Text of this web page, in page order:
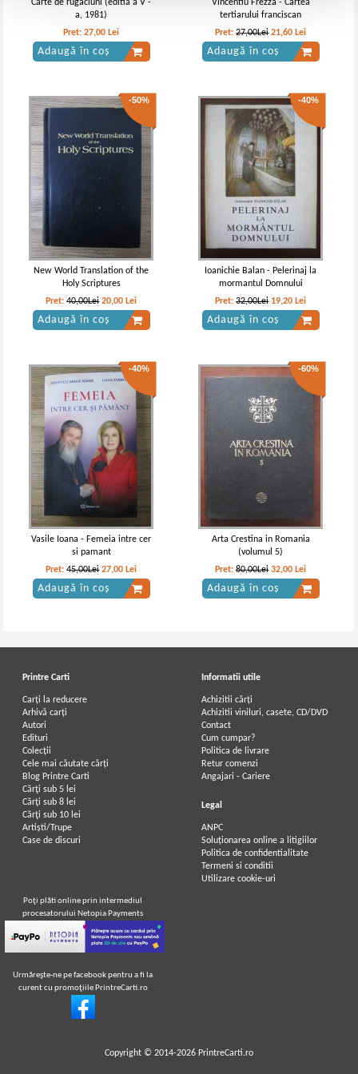
Carte de rugaciuni (editia a V -
a, 1981)
Pret:27,00 Lei
Adaugă în coș
Vincentiu Frezza - Cartea
tertiarului franciscan
Pret:27,00Lei 21,60 Lei
Adaugă în coș
-50%
New World Translation of the
Holy Scriptures
Pret:40,00Lei 20,00 Lei
Adaugă în coș
-40%
Ioanichie Balan - Pelerinaj la
mormantul Domnului
Pret:32,00Lei 19,20 Lei
Adaugă în coș
-40%
Vasile Ioana - Femeia intre cer
si pamant
Pret:45,00Lei 27,00 Lei
Adaugă în coș
-60%
Arta Crestina in Romania
(volumul 5)
Pret:80,00Lei 32,00 Lei
Adaugă în coș
Printre Carti
Carți la reducere
Arhivă carți
Autori
Edituri
Colecții
Cele mai căutate cărți
Blog Printre Carti
Cărţi sub 5 lei
Cărţi sub 8 lei
Cărţi sub 10 lei
Artiști/Trupe
Case de discuri
Informatii utile
Achizitii cărți
Achizitii viniluri, casete, CD/DVD
Contact
Cum cumpar?
Politica de livrare
Retur comenzi
Angajari - Cariere
Legal
ANPC
Soluționarea online a litigiilor
Politica de confidentialitate
Termeni si conditii
Utilizare cookie-uri
Poţi plăti online prin intermediul
procesatorului Netopia Payments
Urmăreşte-ne pe facebook pentru a fi la
curent cu promoţiile PrintreCarti.ro
Copyright © 2014-2026 PrintreCarti.ro